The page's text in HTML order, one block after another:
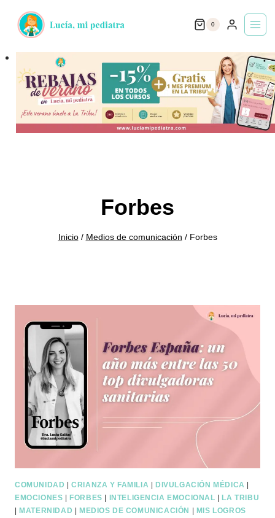
0
Forbes
Inicio / Medios de comunicación / Forbes
COMUNIDAD |CRIANZA Y FAMILIA DIVULGACIÓN MÉDICA
EMOCIONES
FORBES INTELIGENCIA EMOCIONAL
LA TRIBU
MATERNIDAD MEDIOS DE COMUNICACIÓN MIS LOGROS